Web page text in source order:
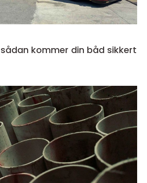
kommer din båd sikkert